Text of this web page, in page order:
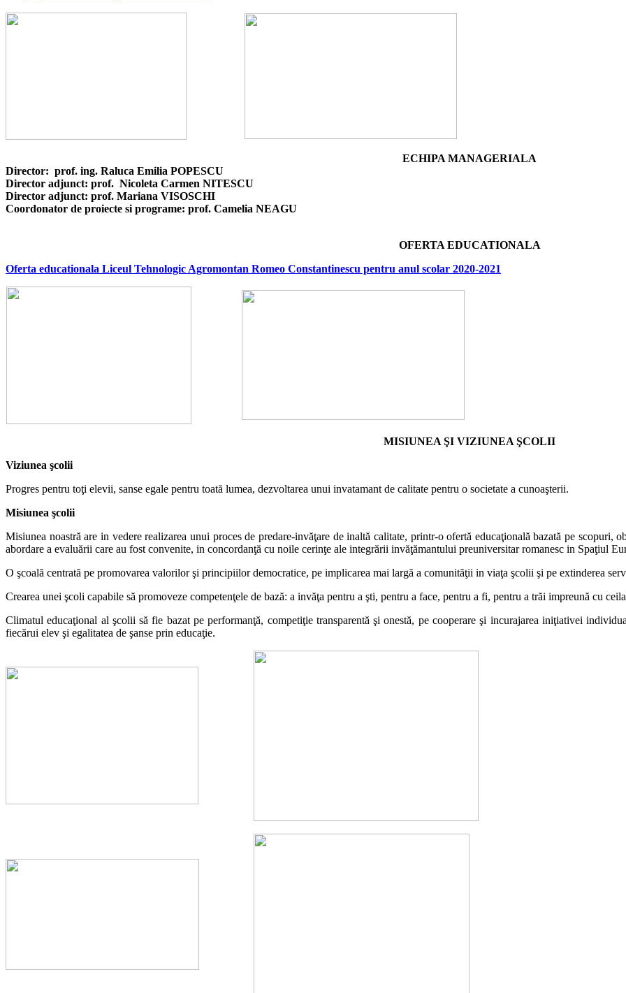
ECHIPA MANAGERIALA
Director: prof. ing. Raluca Emilia POPESCU
Director adjunct: prof. Nicoleta Carmen NITESCU
Director adjunct: prof. Mariana VISOSCHI
Coordonator de proiecte si programe: prof. Camelia NEAGU
OFERTA EDUCATIONALA
Oferta educationala Liceul Tehnologic Agromontan Romeo Constantinescu pentru anul scolar 2020-2021
MISIUNEA ŞI VIZIUNEA ŞCOLII
Viziunea şcolii
Progres pentru toţi elevii, sanse egale pentru toată lumea, dezvoltarea unui invatamant de calitate pentru o societate a cunoaşterii.
Misiunea şcolii
Misiunea noastră are in vedere realizarea unui proces de predare-invăţare deinaltă calitate, printr-o ofertă educaţională bazată pe scopuri,
abordare a evaluării care au fost convenite, in concordanţă cu noile cerinţe ale integrării invăţămantului preuniversitar romanesc in Spaţiul
O şcoală centrată pe promovarea valorilor şi principiilor democratice, pe implicarea mai largă a comunităţii in viaţa şcolii şi pe extinderea
Crearea unei şcoli capabile să promoveze competenţele de bază: a invăţa pentru a şti, pentru a face, pentru a fi, pentru a trăi impreună cu
Climatul educaţional al şcolii să fie bazat pe performanţă, competiţie transparentă şi onestă, pe cooperare şi incurajarea iniţiativei
fiecărui elev şi egalitatea de şanse prin educaţie.